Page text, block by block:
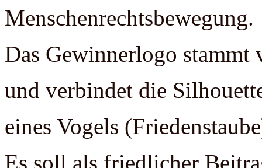
Menschenrechtsbewegung.
Das Gewinnerlogo stammt
und verbindet die
eines Vogels
Es soll als friedlicher